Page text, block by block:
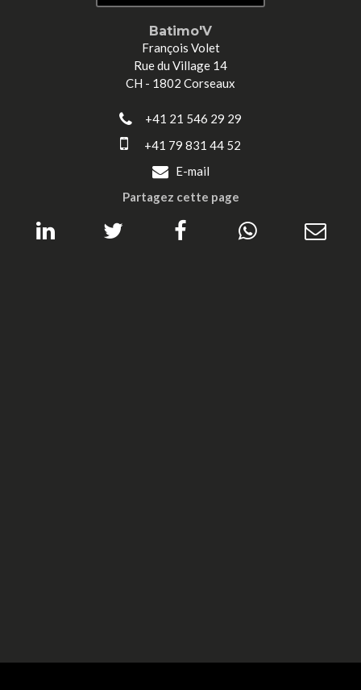
Batimo'V
François Volet
Rue du Village 14
CH - 1802 Corseaux
+41 21 546 29 29
+41 79 831 44 52
E-mail
Partagez cette page